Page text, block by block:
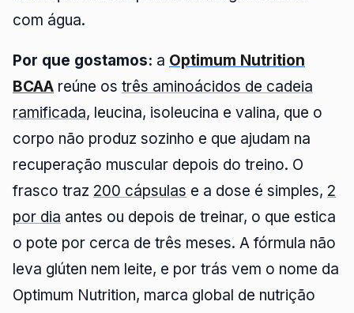
com água.
Por que gostamos: a Optimum Nutrition
BCAA reúne os três aminoácidos de cadeia
ramificada, leucina, isoleucina e valina, que o
corpo não produz sozinho e que ajudam na
recuperação muscular depois do treino. O
frasco traz 200 cápsulas e a dose é simples, 2
por dia antes ou depois de treinar, o que estica
o pote por cerca de três meses. A fórmula não
leva glúten nem leite, e por trás vem o nome da
Optimum Nutrition, marca global de nutrição